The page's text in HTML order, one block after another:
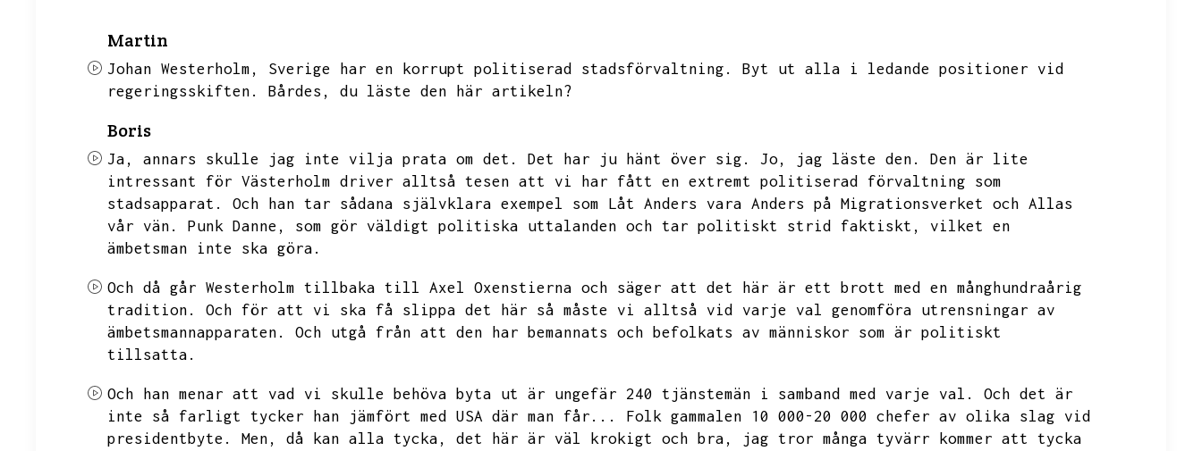
Martin
Johan Westerholm, Sverige har en korrupt politiserad stadsförvaltning.
Byt ut alla i ledande positioner vid
regeringsskiften.
Bårdes, du läste den här artikeln?
Boris
Ja, annars skulle jag inte vilja prata om det. Det har ju hänt över sig. Jo, jag läste den.
Den är lite
intressant för Västerholm driver alltså tesen att vi har fått en extremt politiserad förvaltning som
stadsapparat.
Och han tar sådana självklara exempel som Låt Anders vara Anders på Migrationsverket och Allas
vår vän.
Punk Danne, som gör väldigt politiska uttalanden och tar politiskt strid faktiskt,
vilket en
ämbetsman inte ska göra.
Och då går Westerholm tillbaka till Axel Oxenstierna och säger att det här är ett brott med en månghundraårig
tradition.
Och för att vi ska få slippa det här så måste vi alltså vid varje val genomföra utrensningar av
ämbetsmannapparaten.
Och utgå från att den har bemannats och befolkats av människor som är politiskt
tillsatta.
Och han menar att vad vi skulle behöva byta ut är ungefär 240 tjänstemän i samband med varje val.
Och det är
inte så farligt tycker han jämfört med USA där man får...
Folk gammalen 10 000-20 000 chefer av olika slag vid
presidentbyte.
Men, då kan alla tycka, det här är väl krokigt och bra,
jag tror många tyvärr kommer att tycka